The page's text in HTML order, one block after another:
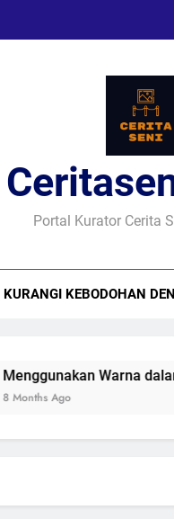
Portal Kurator Cerita
KURANGI KEBODOHAN
Warna dalam
Ago